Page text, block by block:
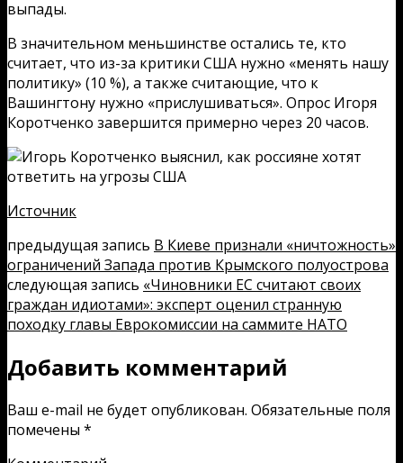
выпады.
В значительном меньшинстве остались те, кто
считает, что из-за критики США нужно «менять нашу
политику» (10 %), а также считающие, что к
Вашингтону нужно «прислушиваться». Опрос Игоря
Коротченко завершится примерно через 20 часов.
Источник
предыдущая запись В Киеве признали «ничтожность»
ограничений Запада против Крымского полуострова
следующая запись «Чиновники ЕС считают своих
граждан идиотами»: эксперт оценил странную
походку главы Еврокомиссии на саммите НАТО
Добавить комментарий
Ваш e-mail не будет опубликован. Обязательные поля
помечены *